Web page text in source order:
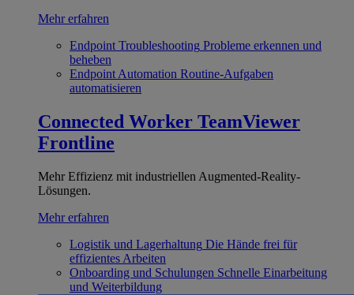
Mehr erfahren
Endpoint Troubleshooting Probleme erkennen und
beheben
Endpoint Automation Routine-Aufgaben
automatisieren
Connected Worker TeamViewer
Frontline
Mehr Effizienz mit industriellen Augmented-Reality-
Lösungen.
Mehr erfahren
Logistik und Lagerhaltung Die Hände frei für
effizientes Arbeiten
Onboarding und Schulungen Schnelle Einarbeitung
und Weiterbildung